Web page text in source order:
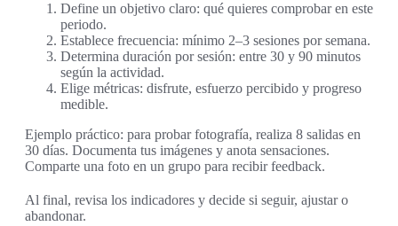
Define un objetivo claro: qué quieres comprobar en este
periodo.
Establece frecuencia: mínimo 2–3 sesiones por semana.
Determina duración por sesión: entre 30 y 90 minutos
según la actividad.
Elige métricas: disfrute, esfuerzo percibido y progreso
medible.
Ejemplo práctico: para probar fotografía, realiza 8 salidas en
30 días. Documenta tus imágenes y anota sensaciones.
Comparte una foto en un grupo para recibir feedback.
Al final, revisa los indicadores y decide si seguir, ajustar o
abandonar.